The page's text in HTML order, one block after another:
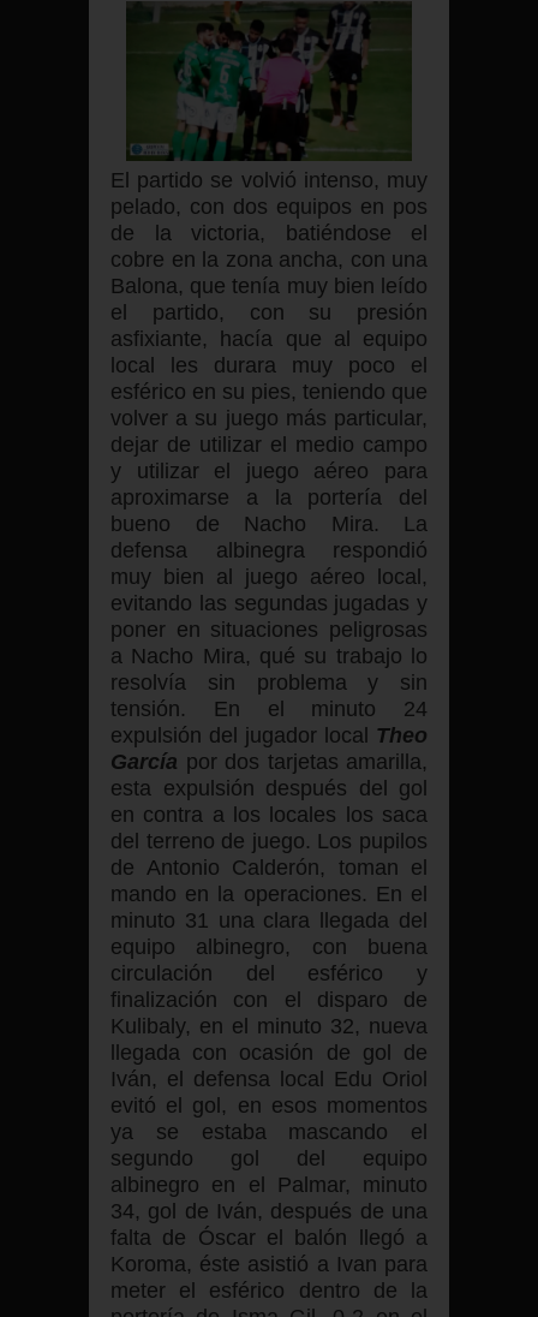
El partido se volvió intenso, muy
pelado, con dos equipos en pos
de la victoria, batiéndose el
cobre en la zona ancha, con una
Balona, que tenía muy bien leído
el partido, con su presión
asfixiante, hacía que al equipo
local les durara muy poco el
esférico en su pies, teniendo que
volver a su juego más particular,
dejar de utilizar el medio campo
y utilizar el juego aéreo para
aproximarse a la portería del
bueno de Nacho Mira. La
defensa albinegra respondió
muy bien al juego aéreo local,
evitando las segundas jugadas y
poner en situaciones peligrosas
a Nacho Mira, qué su trabajo lo
resolvía sin problema y sin
tensión. En el minuto 24
expulsión del jugador local Theo
García por dos tarjetas amarilla,
esta expulsión después del gol
en contra a los locales los saca
del terreno de juego. Los pupilos
de Antonio Calderón, toman el
mando en la operaciones. En el
minuto 31 una clara llegada del
equipo albinegro, con buena
circulación del esférico y
finalización con el disparo de
Kulibaly, en el minuto 32, nueva
llegada con ocasión de gol de
Iván, el defensa local Edu Oriol
evitó el gol, en esos momentos
ya se estaba mascando el
segundo gol del equipo
albinegro en el Palmar, minuto
34, gol de Iván, después de una
falta de Óscar el balón llegó a
Koroma, éste asistió a Ivan para
meter el esférico dentro de la